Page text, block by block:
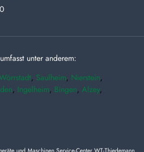
unter anderem:
, Saulheim, Nierstein,
, Ingelheim, Bingen, Alzey,